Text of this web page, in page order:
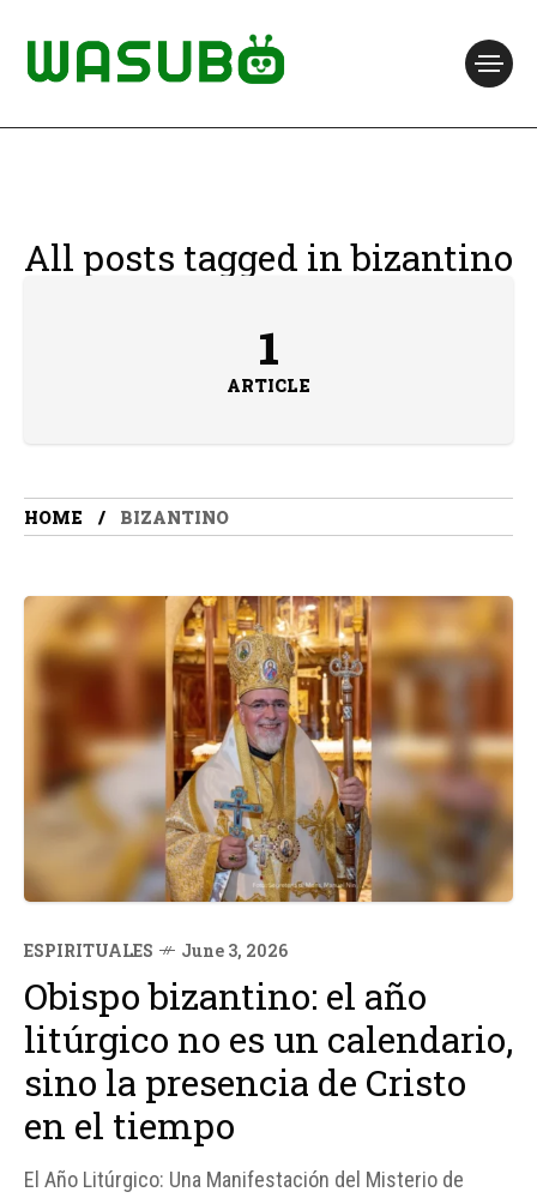
All posts tagged in bizantino
1
ARTICLE
HOME BIZANTINO
ESPIRITUALES June 3, 2026
Obispo bizantino: el año
litúrgico no es un calendario,
sino la presencia de Cristo
en el tiempo
El Año Litúrgico: Una Manifestación del Misterio de